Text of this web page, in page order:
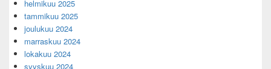
helmikuu 2025
tammikuu 2025
joulukuu 2024
marraskuu 2024
lokakuu 2024
syyskuu 2024